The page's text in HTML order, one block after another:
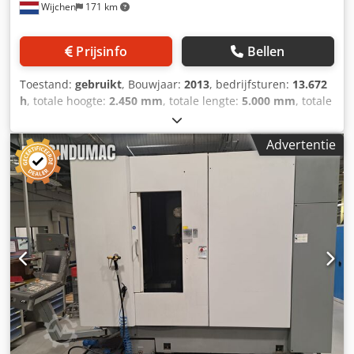
Herhaalbaarheid: +/- 0,005 mm- Type
gereedschap: 16 plaatsen- Max. gereedschapsdiameter:
100 mm (150 mm zonder aangrenzende gereedschappen)-
spindelmotor (100% ED): 7 kW- Vermogen voedingsmotor
(X/Y/Z): 2,3 kW- Voeding: 12 kVA- Persluchttoevoer: 6 bar-
Inhoud koelvloeistoftank: 100 L- beschikbare extra functies:
ShopMill, 3D-simulatie, automatische uitschakeling, star
tappen, vlakke geleidingen in X/Y/Z, spanentransporteur
(schroeftype) met spanenwagen, spoeling van de spilring,
voorbereid voor CTS (IKZ), voorbereid voor 4e as, centrale
oliesmering, LED-signaallamp & werkruimteverlichting,
bankschroef Technical Specification Taper Size SK 40
Crsdpfjzn Urhex Aidjf Through-spindle Coolant Yes
Wijchen 171 km
Prijsinfo Bellen
Toestand: gebruikt, Bouwjaar: 2013, bedrijfsturen: 13.672
h, totale hoogte: 2.450 mm, totale lengte: 5.000 mm, totale
, Ledig gewicht: 9.000 kg Prijs: Op
aanvraag Crsdpeyzzrkofx Aidof - Bouwjaar: 2013 -
Documentatie aanwezig: Ja - CE markering aanwezig: Ja -
CE certificaat aanwezig: Nee - Serienummer: 1237361A51A
- Draaiuren: 13672 - Aansturing: CNC -
Horizontaal/verticaal: Verticaal - Merk aansturing: Fanuc -
Type aansturing: 0-MD - Vermogen [kW]: 11.0 - Aantal
assen [st.]: 3 - X-as verplaatsing [mm]: 610 - Y-as
verplaatsing [mm]: 430 - Z-as verplaatsing [mm]: 570 -
Tafellengte [mm]: 650 - Tafelbreedte [mm]: 450 -
Gereedschapsopname: BT40 - Hoofdspindelvermogen
[kW]: 15 - Max. spindelsnelheid [rpm]: 10000 - Opties:
Externe koeling, Pallet-freesmachine, Spanentransporteur,
Spindelkoeling, Wisseltafel, Gereedschapsmagazijn - └
Gereedschapsmagazijn [st.]: 24 - Transportafmetingen:
Advertentie